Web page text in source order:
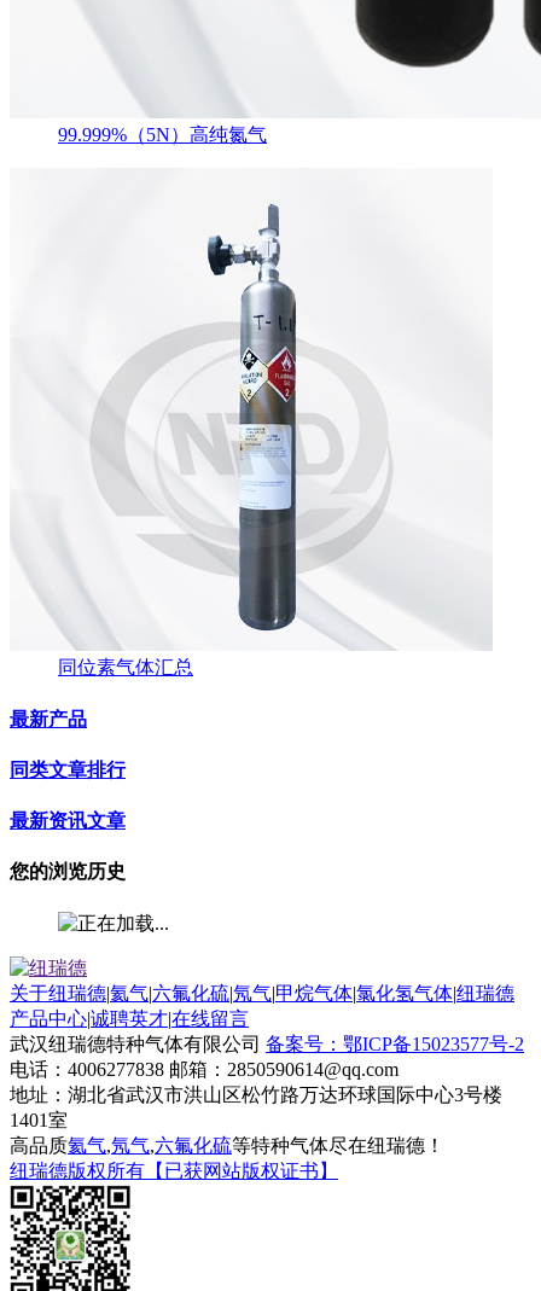
99.999%（5N）高纯氮气
同位素气体汇总
最新产品
同类文章排行
最新资讯文章
您的浏览历史
关于纽瑞德|氦气|六氟化硫|氖气|甲烷气体|氯化氢气体|纽瑞德
产品中心|诚聘英才|在线留言
武汉纽瑞德特种气体有限公司 备案号：鄂ICP备15023577号-2
电话：4006277838 邮箱：2850590614@qq.com
地址：湖北省武汉市洪山区松竹路万达环球国际中心3号楼
1401室
高品质氦气,氖气,六氟化硫等特种气体尽在纽瑞德！
纽瑞德版权所有【已获网站版权证书】